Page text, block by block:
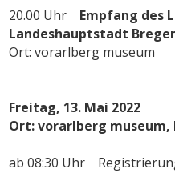
20.00 Uhr Empfang des
Landeshauptstadt
Ort: vorarlberg museum
Freitag, 13. Mai 2022
Ort: vorarlberg museum,
ab 08:30 Uhr